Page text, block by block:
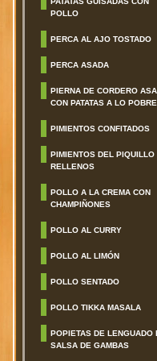
POLLO
PERCA AL AJO TOSTADO
PERCA ASADA
PIERNA DE CORDERO
CON PATATAS A LO POBRE
PIMIENTOS CONFITADOS
PIMIENTOS DEL PIQUILLO
RELLENOS
POLLO A LA CREMA CON
CHAMPIÑONES
POLLO AL CURRY
POLLO AL LIMÓN
POLLO SENTADO
POLLO TIKKA MASALA
POPIETAS DE LENGUADO
SALSA DE GAMBAS